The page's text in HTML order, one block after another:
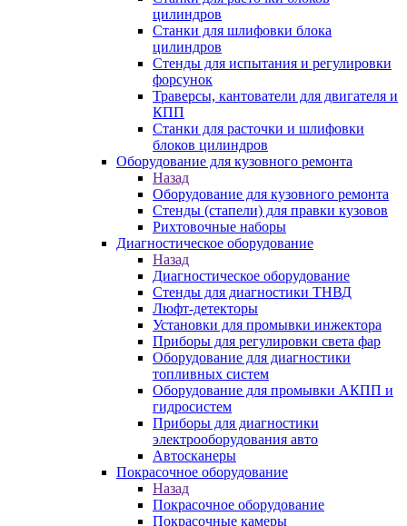
цилиндров
Станки для шлифовки блока
цилиндров
Стенды для испытания и регулировки
форсунок
Траверсы, кантователи для двигателя и
КПП
Станки для расточки и шлифовки
блоков цилиндров
Оборудование для кузовного ремонта
Назад
Оборудование для кузовного ремонта
Стенды (стапели) для правки кузовов
Рихтовочные наборы
Диагностическое оборудование
Назад
Диагностическое оборудование
Стенды для диагностики ТНВД
Люфт-детекторы
Установки для промывки инжектора
Приборы для регулировки света фар
Оборудование для диагностики
топливных систем
Оборудование для промывки АКПП и
гидросистем
Приборы для диагностики
электрооборудования авто
Автосканеры
Покрасочное оборудование
Назад
Покрасочное оборудование
Покрасочные камеры